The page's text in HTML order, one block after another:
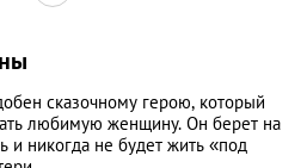
сказочному герою, который
любимую женщину. Он берет на
и никогда не будет жить «под